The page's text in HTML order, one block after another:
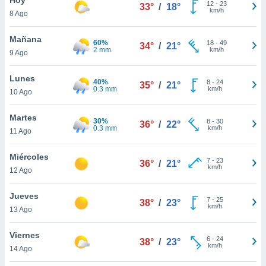
y
en
más
de
8 Ago
33° / 18° 12- 23
km/h
Mañana
9 Ago
60%
2 mm
34° / 21° 18- 49
km/h
Lunes
10 Ago
40%
0.3 mm
35° / 21° 8- 24
km/h
Martes
11 Ago
30%
0.3 mm
36° / 22° 8- 30
km/h
Miércoles
12 Ago
36° / 21° 7- 23
km/h
Jueves
13 Ago
38° / 23° 7- 25
km/h
Viernes
14 Ago
38° / 23° 6- 24
km/h